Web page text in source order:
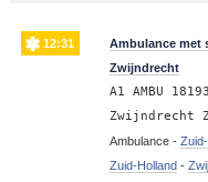
12:31
Ambulance met
Zwijndrecht
A1 AMBU
Zwijndrecht
Ambulance -
Zuid-Holland -